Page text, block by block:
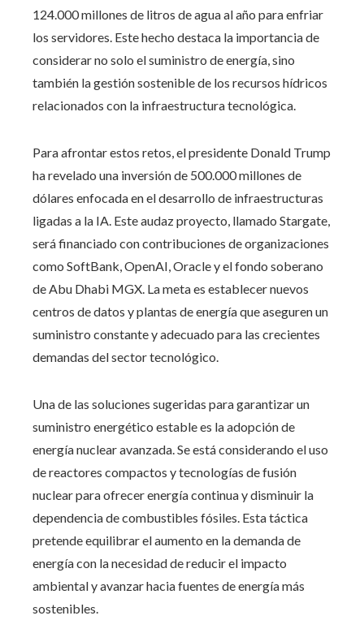
124.000 millones de litros de agua al año para enfriar
los servidores. Este hecho destaca la importancia de
considerar no solo el suministro de energía, sino
también la gestión sostenible de los recursos hídricos
relacionados con la infraestructura tecnológica.
Para afrontar estos retos, el presidente Donald Trump
ha revelado una inversión de 500.000 millones de
dólares enfocada en el desarrollo de infraestructuras
ligadas a la IA. Este audaz proyecto, llamado Stargate,
será financiado con contribuciones de organizaciones
como SoftBank, OpenAI, Oracle y el fondo soberano
de Abu Dhabi MGX. La meta es establecer nuevos
centros de datos y plantas de energía que aseguren un
suministro constante y adecuado para las crecientes
demandas del sector tecnológico.
Una de las soluciones sugeridas para garantizar un
suministro energético estable es la adopción de
energía nuclear avanzada. Se está considerando el uso
de reactores compactos y tecnologías de fusión
nuclear para ofrecer energía continua y disminuir la
dependencia de combustibles fósiles. Esta táctica
pretende equilibrar el aumento en la demanda de
energía con la necesidad de reducir el impacto
ambiental y avanzar hacia fuentes de energía más
sostenibles.